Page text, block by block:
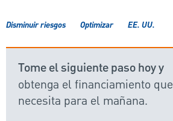
Disminuir riesgos Optimizar EE. UU.
Tome el siguiente paso hoy y
obtenga el financiamiento que
necesita para el mañana.